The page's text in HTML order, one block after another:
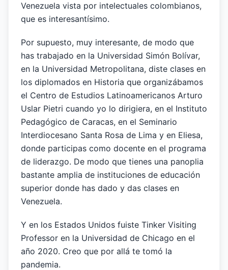
Venezuela vista por intelectuales colombianos,
que es interesantísimo.
Por supuesto, muy interesante, de modo que
has trabajado en la Universidad Simón Bolívar,
en la Universidad Metropolitana, diste clases en
los diplomados en Historia que organizábamos
el Centro de Estudios Latinoamericanos Arturo
Uslar Pietri cuando yo lo dirigiera, en el Instituto
Pedagógico de Caracas, en el Seminario
Interdiocesano Santa Rosa de Lima y en Eliesa,
donde participas como docente en el programa
de liderazgo. De modo que tienes una panoplia
bastante amplia de instituciones de educación
superior donde has dado y das clases en
Venezuela.
Y en los Estados Unidos fuiste Tinker Visiting
Professor en la Universidad de Chicago en el
año 2020. Creo que por allá te tomó la
pandemia.